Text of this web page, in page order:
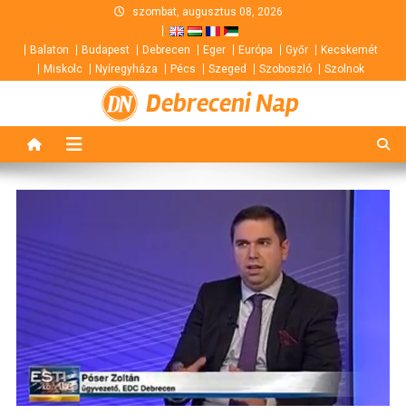
content
szombat, augusztus 08, 2026
Balaton Budapest Debrecen Eger Európa Győr
Kecskemét
Miskolc
Nyíregyháza Pécs Szeged Szoboszló Szolnok
Debreceni Nap